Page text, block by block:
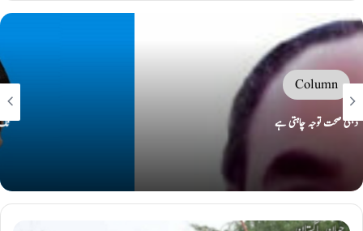
’’ ٹک ٹاک۔۔۔ اقتدار کی گھڑی بج چکی